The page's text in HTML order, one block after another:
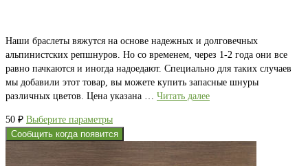
Наши браслеты вяжутся на основе надежных и долговечных
альпинистских репшнуров. Но со временем, через 1-2 года они все
равно пачкаются и иногда надоедают. Специально для таких случаев
мы добавили этот товар, вы можете купить запасные шнуры
различных цветов. Цена указана … Читать далее
50 ₽ Выберите параметрыЭтот
товар
Сообщить когда появится